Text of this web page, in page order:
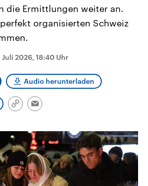
Anhalt
am 6.
neuen
Koalition aus
Berichte
den Parteien
USA
Aktuelle Beiträge,
Hintergründe
mit großem Einfluss auf
aktuelle Weltgeschehen.
Programm Podcasts
die Ermittlungen weiter an.
organisierten Schweiz
Juli 2026, 18:40 Uhr
Audio herunterladen
Link
Email